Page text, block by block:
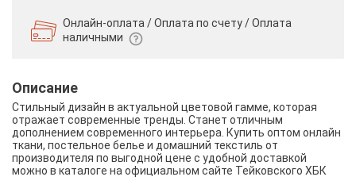
Онлайн-оплата / Оплата по счету /Оплата
наличными
Описание
Стильный дизайн в актуальной цветовой гамме, которая
отражает современные тренды. Станет отличным
дополнением современного интерьера. Купить оптом онлайн
ткани, постельное белье и домашний текстиль от
производителя по выгодной цене с удобной доставкой
можно в каталоге на официальном сайте Тейковского ХБК